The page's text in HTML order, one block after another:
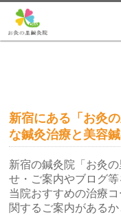
新宿にある「お灸
な鍼灸治療と美容
新宿の鍼灸院「お灸
せ・ご案内やブログ等
当院おすすめの治療
関するご案内がある